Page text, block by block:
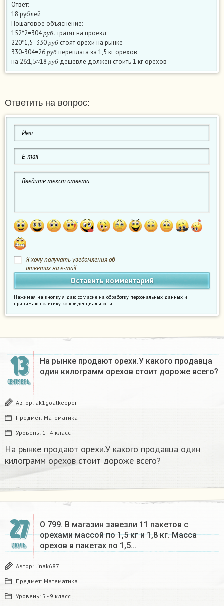
Ответ:
18 рублей
Пошаговое объяснение:
152*2=304
б тратят на проезд
220*1,5=330
б стоят орехи на рынке
330-304=26 р убпереплата за 1,5 кг орехов
на 26:1,5≈18 р б дешевле должен стоить 1 кг орехов
Ответить на вопрос:
Я хочу получать уведомления об
ответах на e-mail
Нажимая на кнопку я даю согласие на обработку персональных данных и
принимаю политику конфиденциальности.
13
СЕНТЯБРЬ
На рынке продают орехи.У какого продавца
один килограмм орехов стоит дороже всего?
Автор: ak1goalkeeper
Предмет: Математика
Уровень: 1 - 4 класс
На рынке продают орехи.У какого продавца один
килограмм орехов стоит дороже всего?
27
ИЮЛЬ
О 799. В магазин завезли 11 пакетов с
орехами массой по 1,5 кг и 1,8 кг. Масса
орехов в пакетах по 1,5…
Автор: linak687
Предмет: Математика
Уровень: 5 - 9 класс